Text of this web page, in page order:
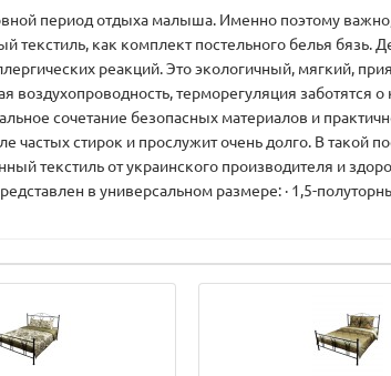
период отдыха малыша. Именно поэтому
как комплект постельного белья бязь.
реакций. Это экологичный, мягкий,
терморегуляция заботятся
сочетание безопасных материалов и
частых стирок и прослужит очень долго. В такой
текстиль от украинского производителя и
в универсальном размере: · 1,5-